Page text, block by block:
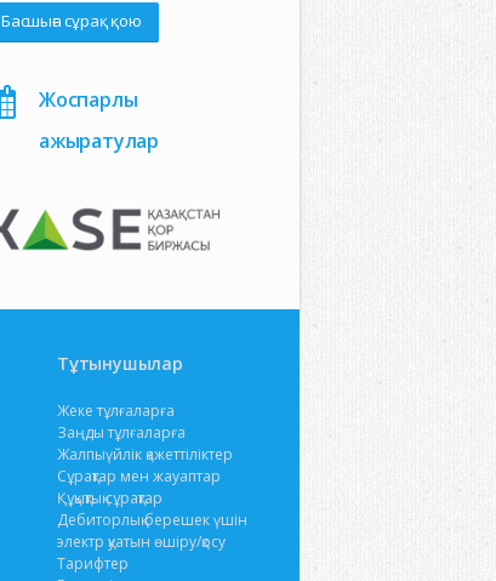
Басшыға сұрақ қою
Жоспарлы
ажыратулар
Тұтынушылар
Жеке тұлғаларға
Заңды тұлғаларға
Жалпыүйлік қажеттіліктер
Сұрақтар мен жауаптар
Құқықтық сұрақтар
Дебиторлық берешек үшін
электр қуатын өшіру/қосу
Тарифтер